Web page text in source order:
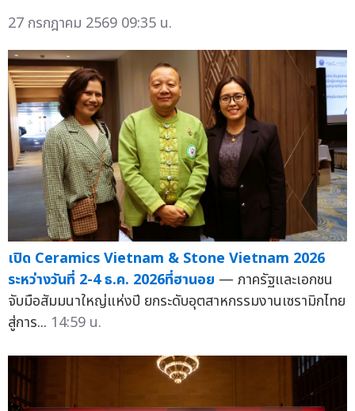
27 กรกฎาคม 2569 09:35 น.
เปิด Ceramics Vietnam & Stone Vietnam 2026
ระหว่างวันที่ 2-4 ธ.ค. 2026ที่ฮานอย — ภาครัฐและเอกชน
จับมือสัมมนาใหญ่แห่งปี ยกระดับอุตสาหกรรมงานเซรามิกไทย
สู่การ... 14:59 น.